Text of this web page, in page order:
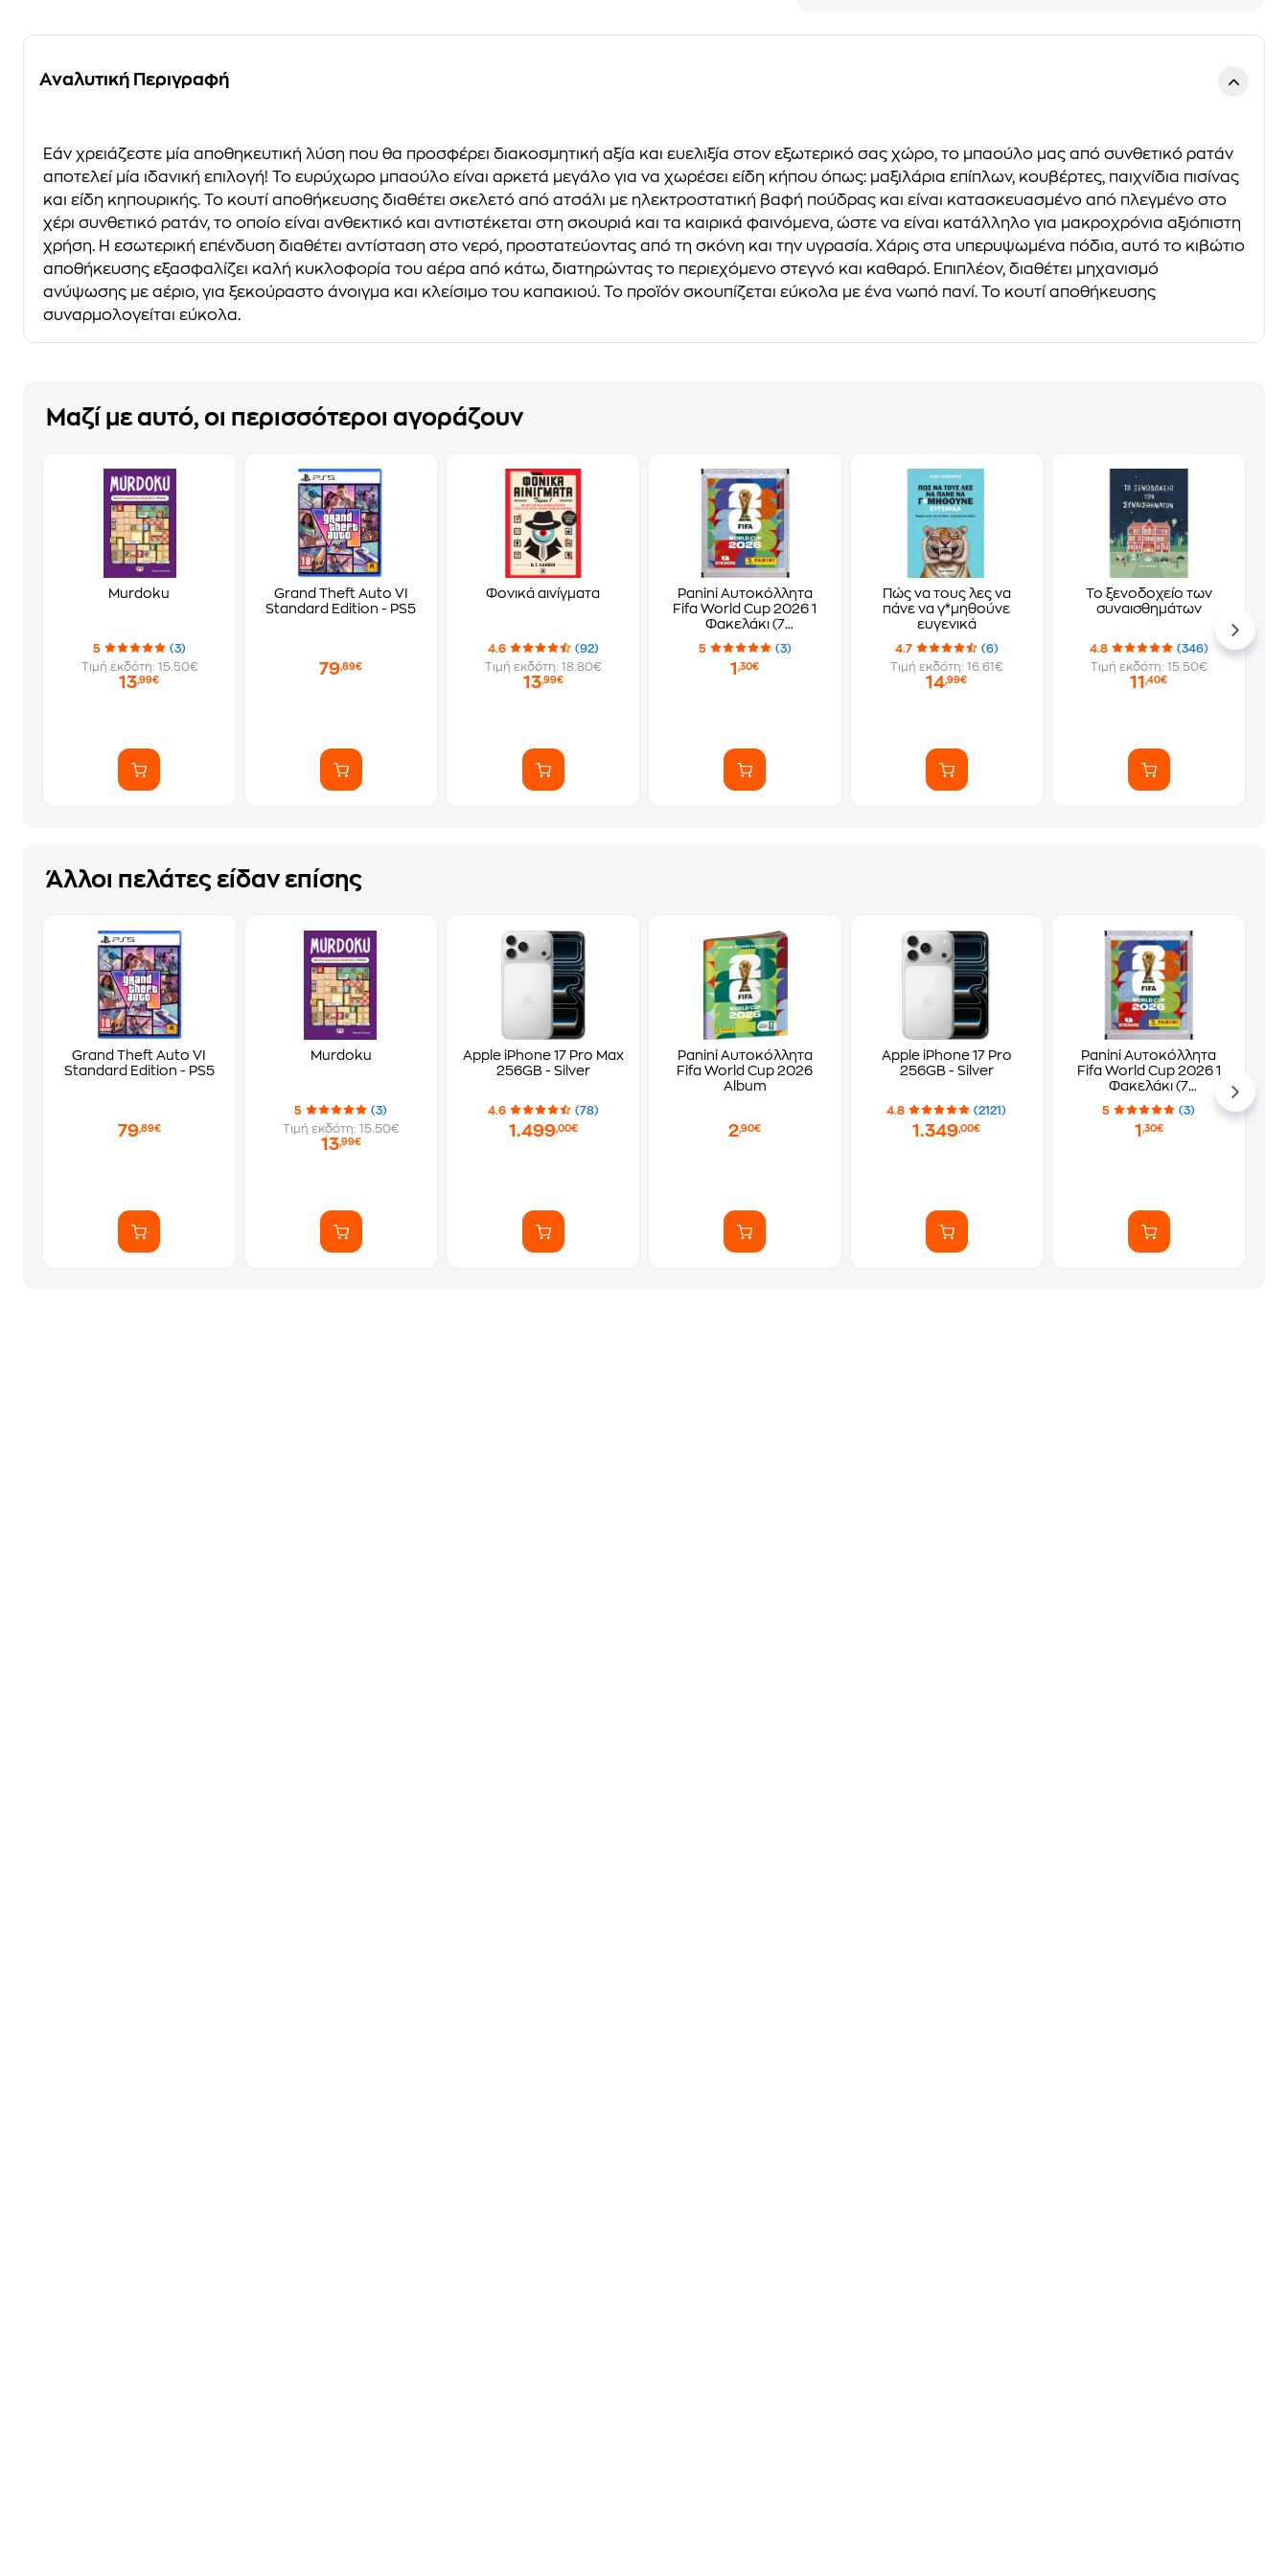
Αναλυτική Περιγραφή
Εάν χρειάζεστε μία αποθηκευτική λύση που θα προσφέρει διακοσμητική αξία και ευελιξία στον εξωτερικό σας χώρο, το μπαούλο μας από συνθετικό ρατάν
αποτελεί μία ιδανική επιλογή! Το ευρύχωρο μπαούλο είναι αρκετά μεγάλο για να χωρέσει είδη κήπου όπως: μαξιλάρια επίπλων, κουβέρτες, παιχνίδια πισίνας
και είδη κηπουρικής. Το κουτί αποθήκευσης διαθέτει σκελετό από ατσάλι με ηλεκτροστατική βαφή πούδρας και είναι κατασκευασμένο από πλεγμένο στο
χέρι συνθετικό ρατάν, το οποίο είναι ανθεκτικό και αντιστέκεται στη σκουριά και τα καιρικά φαινόμενα, ώστε να είναι κατάλληλο για μακροχρόνια αξιόπιστη
χρήση. Η εσωτερική επένδυση διαθέτει αντίσταση στο νερό, προστατεύοντας από τη σκόνη και την υγρασία. Χάρις στα υπερυψωμένα πόδια, αυτό το κιβώτιο
αποθήκευσης εξασφαλίζει καλή κυκλοφορία του αέρα από κάτω, διατηρώντας το περιεχόμενο στεγνό και καθαρό. Επιπλέον, διαθέτει μηχανισμό
ανύψωσης με αέριο, για ξεκούραστο άνοιγμα και κλείσιμο του καπακιού. Το προϊόν σκουπίζεται εύκολα με ένα νωπό πανί. Το κουτί αποθήκευσης
συναρμολογείται εύκολα.
Μαζί με αυτό, οι περισσότεροι αγοράζουν
Murdoku
5
(3)
Τιμή εκδότη: 15.50€
13,99€
Grand Theft Auto VI
Standard Edition - PS5
79,89€
Φονικά αινίγματα
4.6
(92)
Τιμή εκδότη: 18.80€
13,99€
Panini Αυτοκόλλητα
Fifa World Cup 2026 1
Φακελάκι (7
Αυτοκόλλητα)
5 (3)
1,30€
Πώς να τους λες να
πάνε να γ*μηθούνε
ευγενικά
4.7
(6)
Τιμή εκδότη: 16.61€
14,99€
Το ξενοδοχείο των
συναισθημάτων
4.8
(346)
Τιμή εκδότη: 15.50€
11,40€
Άλλοι πελάτες είδαν επίσης
Grand Theft Auto VI
Standard Edition - PS5
79,89€
Murdoku
5
(3)
Τιμή εκδότη: 15.50€
13,99€
Apple iPhone 17 Pro Max
256GB - Silver
4.6 (78)
1.499,00€
Panini Αυτοκόλλητα
Fifa World Cup 2026
Album
2,90€
Apple iPhone 17 Pro
256GB - Silver
4.8 (2121)
1.349,00€
Panini Αυτοκόλλητα
Fifa World Cup 2026 1
Φακελάκι (7
Αυτοκόλλητα)
5 (3)
1 ,30€